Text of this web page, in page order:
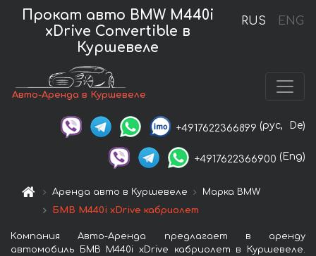
RUS ENG
Прокат авто BMW M440i
xDrive Convertible в
Куршевеле
Авто-Аренда в Куршевеле
+4917622366899 (рус, De)
+4917622366900 (Eng)
Аренда авто в Куршевеле
Марка BMW
БМВ M440i xDrive кабриолет
Компания Авто-Аренда предлагает в аренду
автомобиль БМВ M440i xDrive кабриолет в Куршевеле.